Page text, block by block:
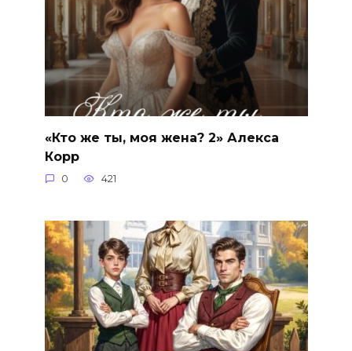
«Кто же ты, моя жена? 2» Алекса
Корр
0 421